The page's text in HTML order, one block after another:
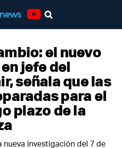
el nuevo
jefe del
señala que las
para el
plazo de la
nueva investigación del 7 de